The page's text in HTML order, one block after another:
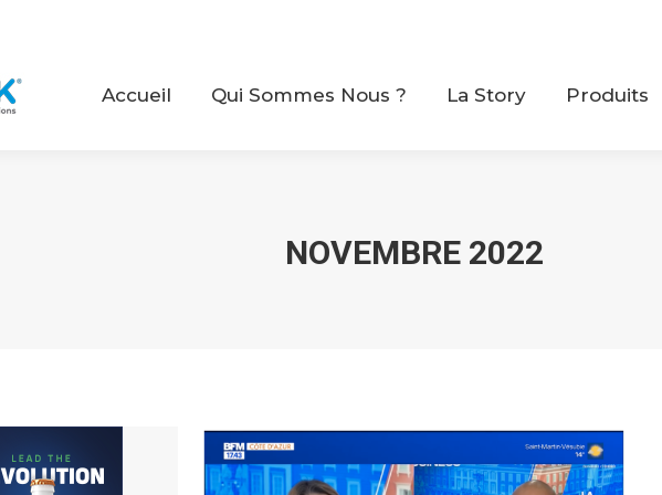
Accueil Qui Sommes Nous ? La Story Produits
NOVEMBRE 2022